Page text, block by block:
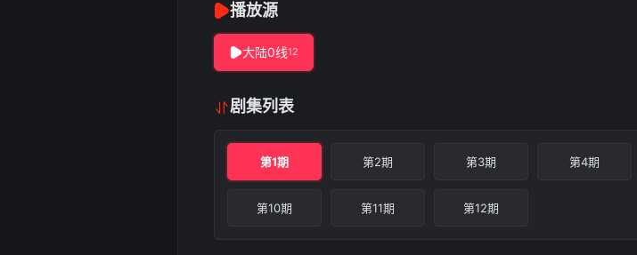
播放源
大陆0线12
剧集列表
第1期 第2期 第3期 第4期
第10期 第11期 第12期